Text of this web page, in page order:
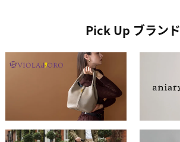
Pick Up ブランド